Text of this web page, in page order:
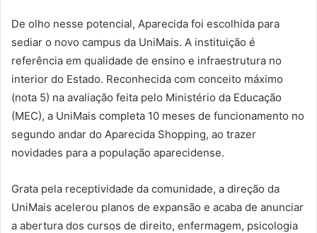
De olho nesse potencial, Aparecida foi escolhida para
sediar o novo campus da UniMais. A instituição é
referência em qualidade de ensino e infraestrutura no
interior do Estado. Reconhecida com conceito máximo
(nota 5) na avaliação feita pelo Ministério da Educação
(MEC), a UniMais completa 10 meses de funcionamento no
segundo andar do Aparecida Shopping, ao trazer
novidades para a população aparecidense.
Grata pela receptividade da comunidade, a direção da
UniMais acelerou planos de expansão e acaba de anunciar
a abertura dos cursos de direito, enfermagem, psicologia